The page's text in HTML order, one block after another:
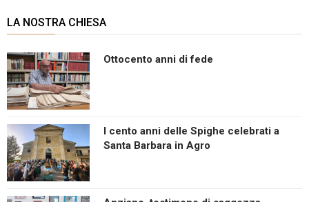
LA NOSTRA CHIESA
Ottocento anni di fede
I cento anni delle Spighe celebrati a
Santa Barbara in Agro